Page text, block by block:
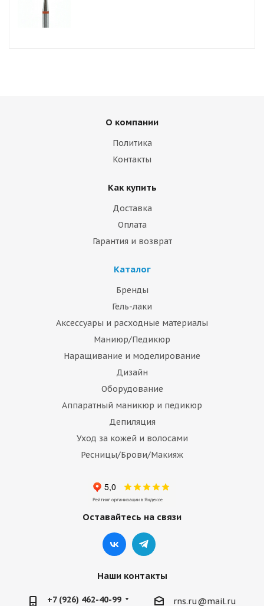
О компании
Политика
Контакты
Как купить
Доставка
Оплата
Гарантия и возврат
Каталог
Бренды
Гель-лаки
Аксессуары и расходные материалы
Маниюр/Педикюр
Наращивание и моделирование
Дизайн
Оборудование
Аппаратный маникюр и педикюр
Депиляция
Уход за кожей и волосами
Ресницы/Брови/Макияж
Оставайтесь на связи
Наши контакты
+7 (926) 462-40-99 rns.ru@mail.ru